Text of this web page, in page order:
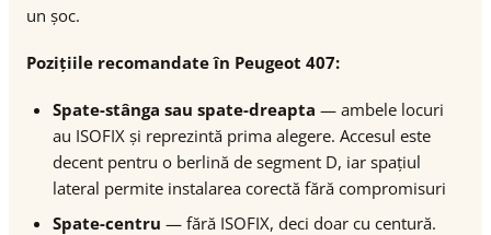
un șoc.
Pozițiile recomandate în Peugeot 407:
Spate-stânga sau spate-dreapta — ambele locuri
au ISOFIX și reprezintă prima alegere. Accesul este
decent pentru o berlină de segment D, iar spațiul
lateral permite instalarea corectă fără compromisuri
Spate-centru — fără ISOFIX, deci doar cu centură.